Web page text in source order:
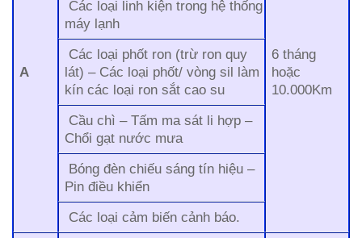
A
6 tháng
hoặc
10.000Km
Các loại linh kiện trong hệ thống
máy lạnh
Các loại phốt ron (trừ ron quy
lát) – Các loại phốt/ vòng sil làm
kín các loại ron sắt cao su
Cầu chì – Tấm ma sát li hợp –
Chổi gạt nước mưa
Bóng đèn chiếu sáng tín hiệu –
Pin điều khiển
Các loại cảm biến cảnh báo.